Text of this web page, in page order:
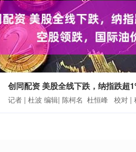
记者 | 杜波 编辑| 陈柯名 杜恒峰 校对 |